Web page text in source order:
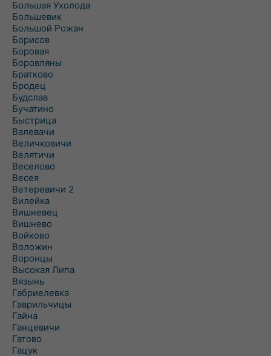
Большая Ухолода
Большевик
Большой Рожан
Борисов
Боровая
Боровляны
Братково
Бродец
Будслав
Бучатино
Быстрица
Валевачи
Величковичи
Велятичи
Веселово
Весея
Ветеревичи 2
Вилейка
Вишневец
Вишнево
Войково
Воложин
Воронцы
Высокая Липа
Вязынь
Габриелевка
Гаврильчицы
Гайна
Ганцевичи
Гатово
Гацук